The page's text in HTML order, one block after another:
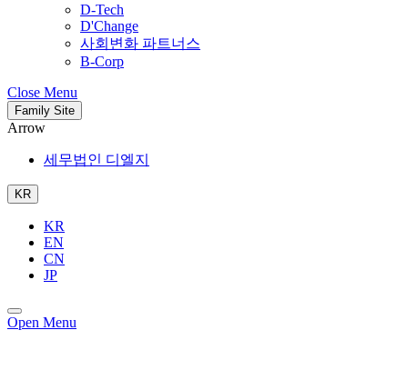
D-Tech
D'Change
사회변화 파트너스
B-Corp
Close Menu
Family Site
Arrow
세무법인 디엘지
KR
KR
EN
CN
JP
Open Menu